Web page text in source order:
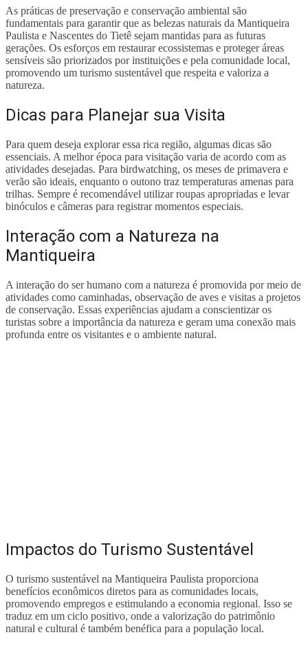
As práticas de preservação e conservação ambiental são
fundamentais para garantir que as belezas naturais da Mantiqueira
Paulista e Nascentes do Tietê sejam mantidas para as futuras
gerações. Os esforços em restaurar ecossistemas e proteger áreas
sensíveis são priorizados por instituições e pela comunidade local,
promovendo um turismo sustentável que respeita e valoriza a
natureza.
Dicas para Planejar sua Visita
Para quem deseja explorar essa rica região, algumas dicas são
essenciais. A melhor época para visitação varia de acordo com as
atividades desejadas. Para birdwatching, os meses de primavera e
verão são ideais, enquanto o outono traz temperaturas amenas para
trilhas. Sempre é recomendável utilizar roupas apropriadas e levar
binóculos e câmeras para registrar momentos especiais.
Interação com a Natureza na
Mantiqueira
A interação do ser humano com a natureza é promovida por meio de
atividades como caminhadas, observação de aves e visitas a projetos
de conservação. Essas experiências ajudam a conscientizar os
turistas sobre a importância da natureza e geram uma conexão mais
profunda entre os visitantes e o ambiente natural.
Impactos do Turismo Sustentável
O turismo sustentável na Mantiqueira Paulista proporciona
benefícios econômicos diretos para as comunidades locais,
promovendo empregos e estimulando a economia regional. Isso se
traduz em um ciclo positivo, onde a valorização do patrimônio
natural e cultural é também benéfica para a população local.